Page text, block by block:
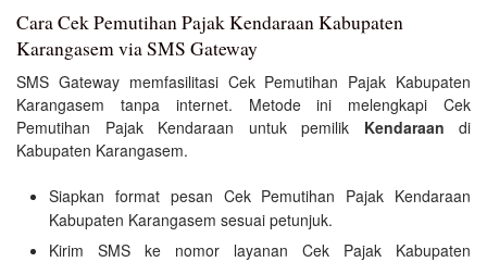
Cara Cek Pemutihan Pajak Kendaraan Kabupaten
Karangasem via SMS Gateway
SMS Gateway memfasilitasi Cek Pemutihan Pajak Kabupaten
Karangasem tanpa internet. Metode ini melengkapi Cek
Pemutihan Pajak Kendaraan untuk pemilik Kendaraan di
Kabupaten Karangasem.
Siapkan format pesan Cek Pemutihan Pajak Kendaraan
Kabupaten Karangasem sesuai petunjuk.
Kirim SMS ke nomor layanan Cek Pajak Kabupaten